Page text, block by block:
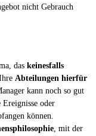
nicht Gebrauch
das keinesfalls
Abteilungen hierfür
kann noch so gut
oder
können.
, mit der